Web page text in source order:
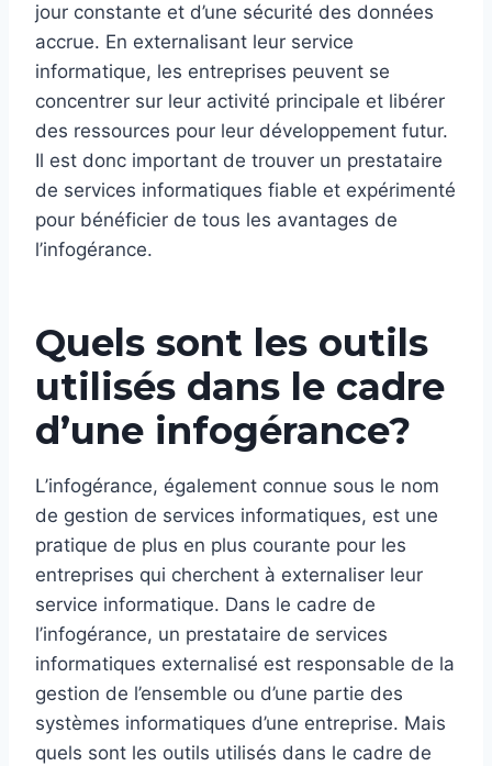
jour constante et d’une sécurité des données
accrue. En externalisant leur service
informatique, les entreprises peuvent se
concentrer sur leur activité principale et libérer
des ressources pour leur développement futur.
Il est donc important de trouver un prestataire
de services informatiques fiable et expérimenté
pour bénéficier de tous les avantages de
l’infogérance.
Quels sont les outils
utilisés dans le cadre
d’une infogérance?
L’infogérance, également connue sous le nom
de gestion de services informatiques, est une
pratique de plus en plus courante pour les
entreprises qui cherchent à externaliser leur
service informatique. Dans le cadre de
l’infogérance, un prestataire de services
informatiques externalisé est responsable de la
gestion de l’ensemble ou d’une partie des
systèmes informatiques d’une entreprise. Mais
quels sont les outils utilisés dans le cadre de